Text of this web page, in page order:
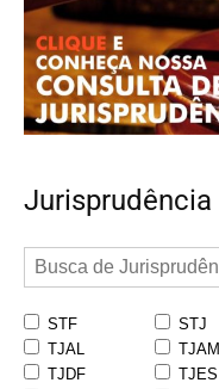
Jurisprudência
STF STJ
TJAL
TJAM
TJDF
TJES